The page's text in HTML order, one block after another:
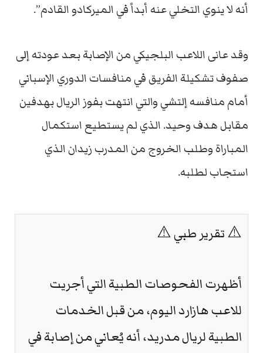
أنه لا ينوي التخلي عنه أبداً في الميركادو القادم”.
وقد عانى اللاعب البلجيكي من الإصابة بعد عودته إلى
صفوف تشكيلة الفريق في منافسات الدوري الإسباني
أمام منافسه إلتشي والتي انتهت بفوز الريال بهدفين
مقابل هدف وحيد. الذي لم يستطيع استكمال
المباراة وطلب الخروج من المدرب زيدان الذي
استجاب لطلبه.
⚠️ تقرير طبي ⚠️
أظهرت الفحوصات الطبية التي أجريت
للاعب هازارد اليوم، من قبل الخدمات
الطبية لريال مدريد، أنه يُعاني من إصابة في